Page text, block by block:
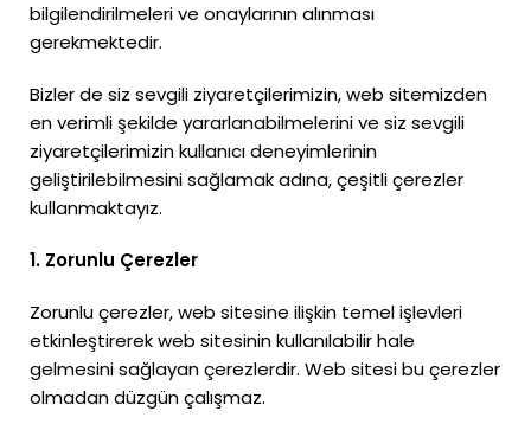
bilgilendirilmeleri ve onaylarının alınması
gerekmektedir.
Bizler de siz sevgili ziyaretçilerimizin, web sitemizden
en verimli şekilde yararlanabilmelerini ve siz sevgili
ziyaretçilerimizin kullanıcı deneyimlerinin
geliştirilebilmesini sağlamak adına, çeşitli çerezler
kullanmaktayız.
1. Zorunlu Çerezler
Zorunlu çerezler, web sitesine ilişkin temel işlevleri
etkinleştirerek web sitesinin kullanılabilir hale
gelmesini sağlayan çerezlerdir. Web sitesi bu çerezler
olmadan düzgün çalışmaz.